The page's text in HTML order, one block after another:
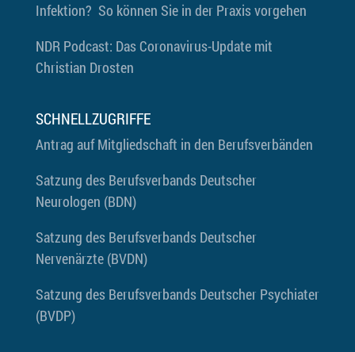
Infektion? So können Sie in der Praxis vorgehen
NDR Podcast: Das Coronavirus-Update mit
Christian Drosten
SCHNELLZUGRIFFE
Antrag auf Mitgliedschaft in den Berufsverbänden
Satzung des Berufsverbands Deutscher
Neurologen (BDN)
Satzung des Berufsverbands Deutscher
Nervenärzte (BVDN)
Satzung des Berufsverbands Deutscher Psychiater
(BVDP)